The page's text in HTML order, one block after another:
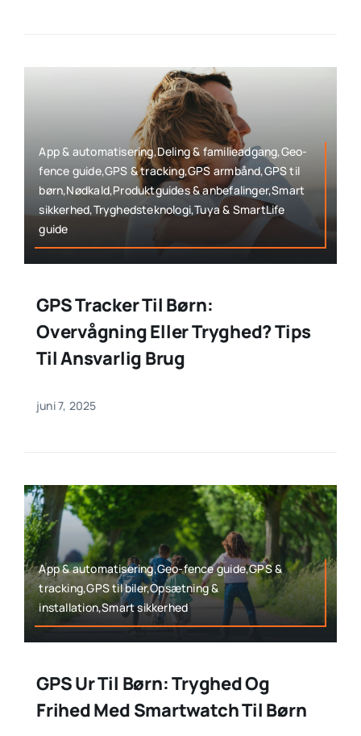
App & automatisering,Deling & familieadgang,Geo-
fence guide,GPS & tracking,GPS armbånd,GPS til
børn,Nødkald,Produktguides & anbefalinger,Smart
sikkerhed,Tryghedsteknologi,Tuya & SmartLife
guide
GPS Tracker Til Børn:
Overvågning Eller Tryghed? Tips
Til Ansvarlig Brug
juni 7, 2025
App & automatisering,Geo-fence guide,GPS &
tracking,GPS til biler,Opsætning &
installation,Smart sikkerhed
GPS Ur Til Børn: Tryghed Og
Frihed Med Smartwatch Til Børn